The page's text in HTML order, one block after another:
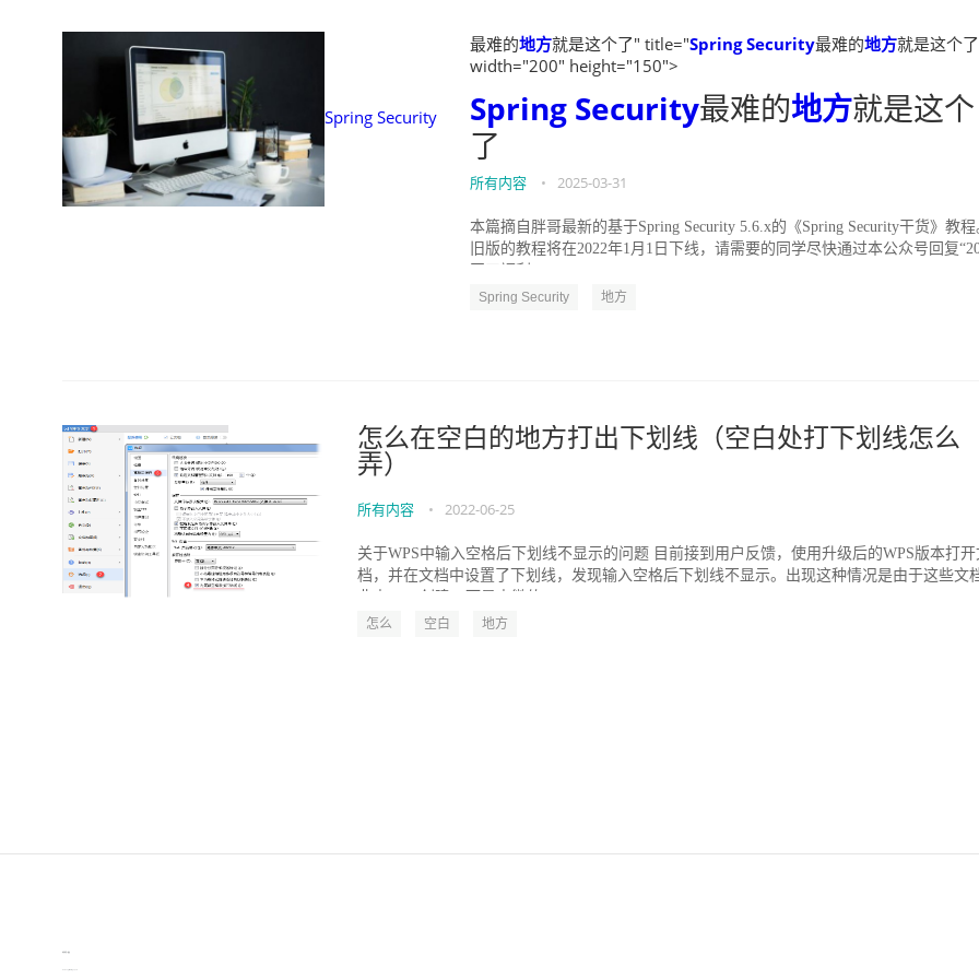
Spring Security
最难的地方就是这个了" title="Spring Security最难的地方就是这个
width="200" height="150">
Spring Security最难的地方就是这个
了
所有内容 • 2025-03-31
本篇摘自胖哥最新的基于Spring Security 5.6.x的《Spring Security干货》教程
旧版的教程将在2022年1月1日下线，请需要的同学尽快通过本公众号回复
Spring Security 地方
怎么在空白的地方打出下划线（空白处打下划线怎么
弄）
所有内容 • 2022-06-25
关于WPS中输入空格后下划线不显示的问题 目前接到用户反馈，使用升级后的WPS版本打开
档，并在文档中设置了下划线，发现输入空格后下划线不显示。出现这种情况是由于这些文
怎么 空白 地方